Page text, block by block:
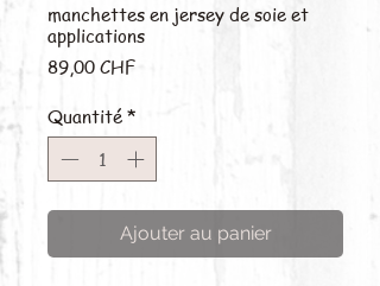
manchettes en jersey de soie et
applications
89,00 CHFPrix
Quantité *
Ajouter au panier